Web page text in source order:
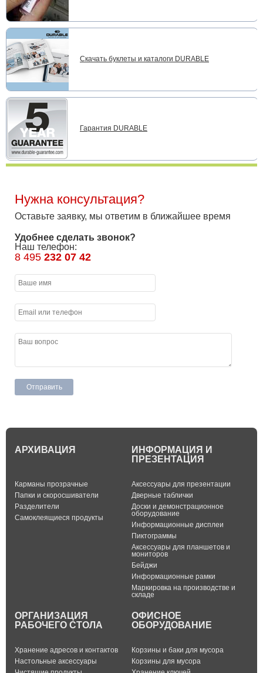
Скачать буклеты и каталоги DURABLE
Гарантия DURABLE
Нужна консультация?
Оставьте заявку, мы ответим в ближайшее время
Удобнее сделать звонок?
Наш телефон:
8 495 232 07 42
АРХИВАЦИЯ
Карманы прозрачные
Папки и скоросшиватели
Разделители
Самоклеящиеся продукты
ИНФОРМАЦИЯ И
ПРЕЗЕНТАЦИЯ
Аксессуары для презентации
Дверные таблички
Доски и демонстрационное
оборудование
Информационные дисплеи
Пиктограммы
Аксессуары для планшетов и
мониторов
Бейджи
Информационные рамки
Маркировка на производстве и
складе
ОРГАНИЗАЦИЯ
РАБОЧЕГО СТОЛА
Хранение адресов и контактов
Настольные аксессуары
ОФИСНОЕ
ОБОРУДОВАНИЕ
Корзины и баки для мусора
Корзины для мусора